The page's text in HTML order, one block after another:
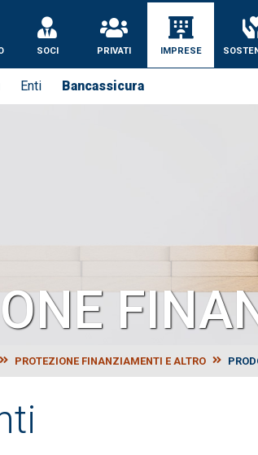
Pugliese
SOCI PRIVATI IMPRESE
Enti Bancassicura
PROTEZIONE FINANZIAMENTI E ALTRO